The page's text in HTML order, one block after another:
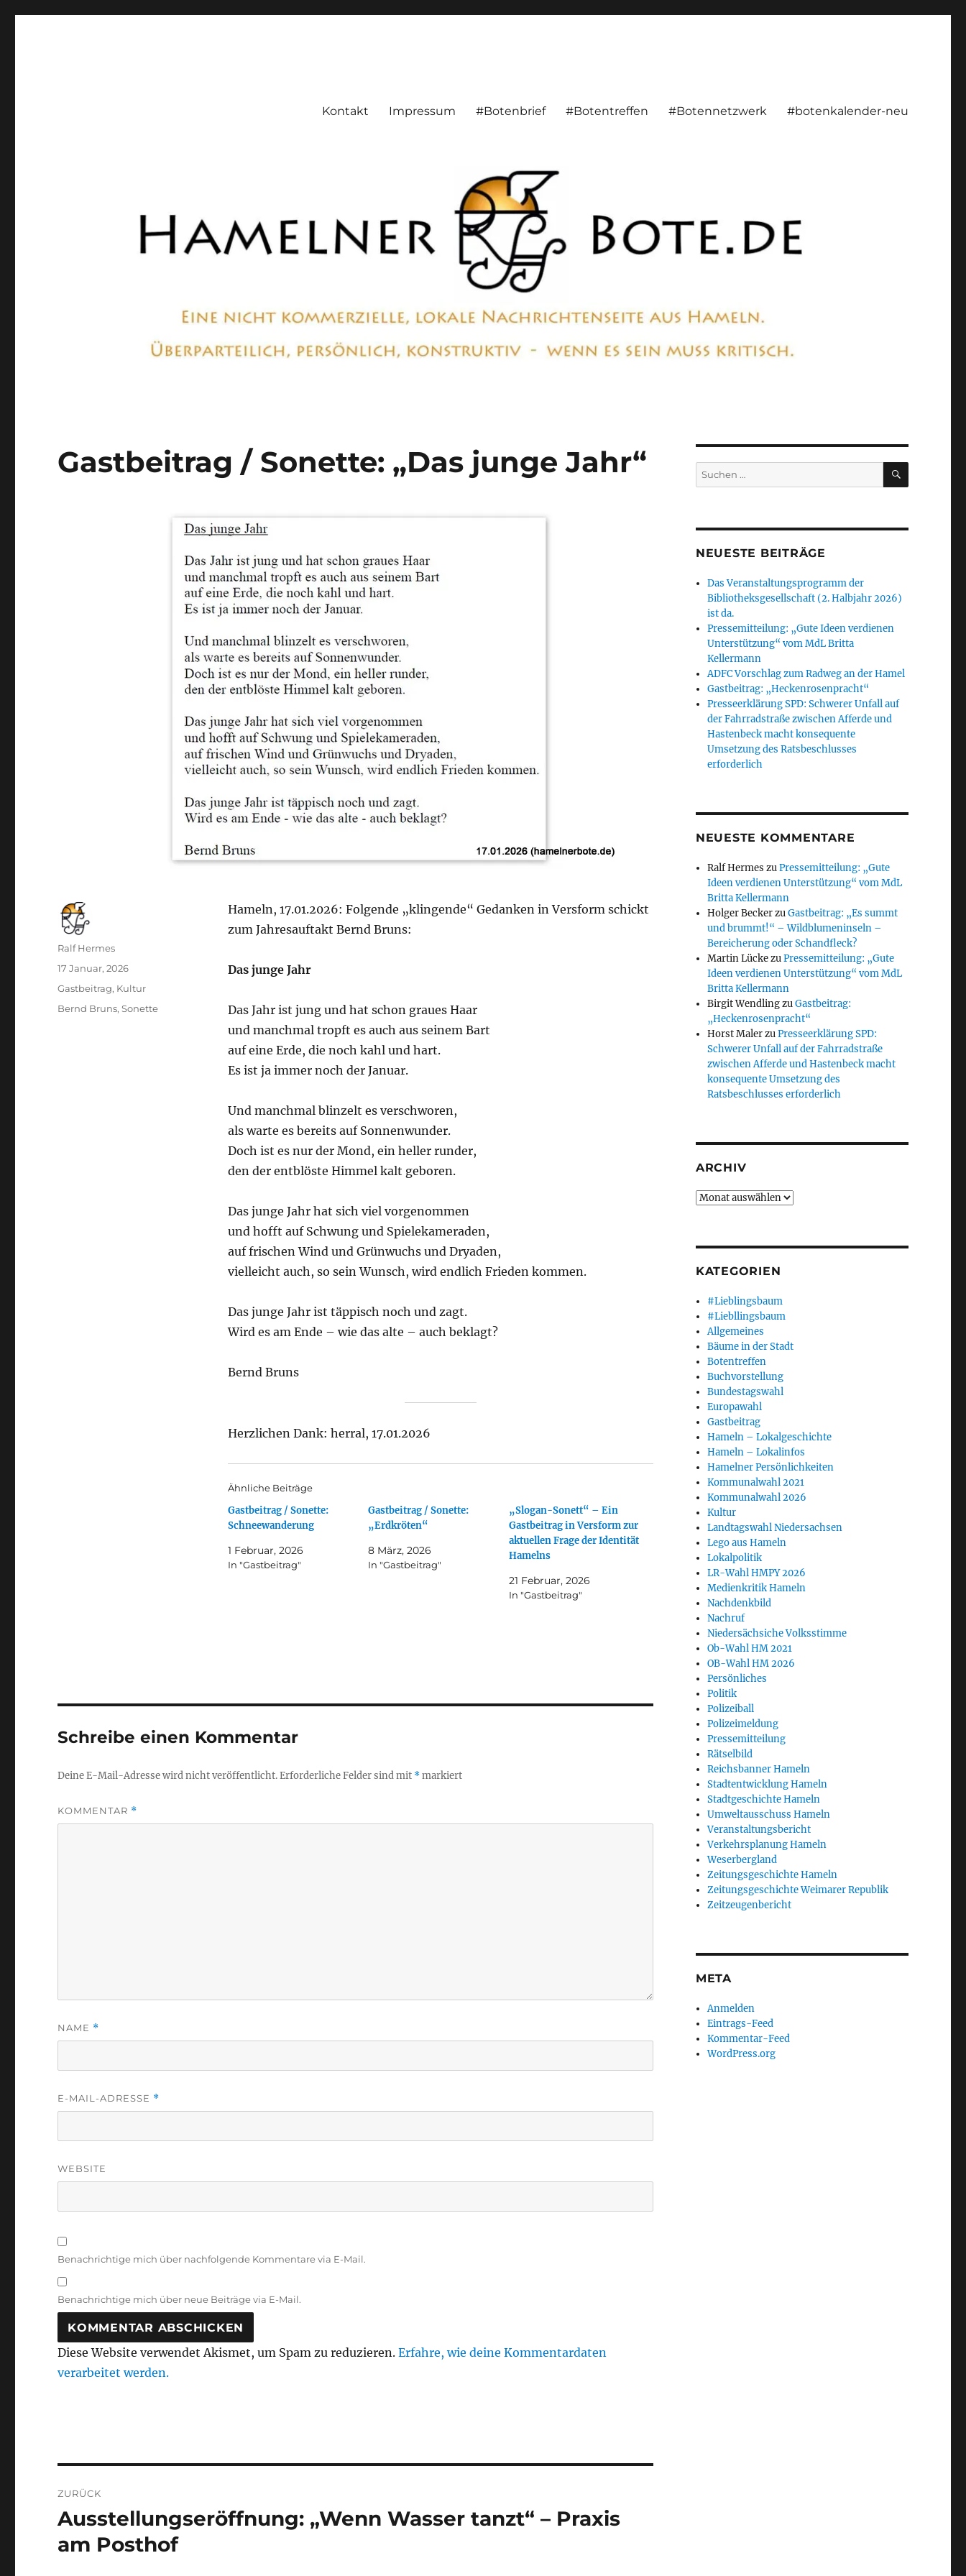
Kontakt Impressum #Botenbrief #Botentreffen #Botennetzwerk #botenkalender-neu
Gastbeitrag / Sonette: „Das junge Jahr“
Hameln, 17.01.2026: Folgende „klingende“ Gedanken in Versform schickt
zum Jahresauftakt Bernd Bruns:
Das junge Jahr
Das Jahr ist jung und hat schon graues Haar
und manchmal tropft es auch aus seinem Bart
auf eine Erde, die noch kahl und hart.
Es ist ja immer noch der Januar.
Und manchmal blinzelt es verschworen,
als warte es bereits auf Sonnenwunder.
Doch ist es nur der Mond, ein heller runder,
den der entblöste Himmel kalt geboren.
Das junge Jahr hat sich viel vorgenommen
und hofft auf Schwung und Spielekameraden,
auf frischen Wind und Grünwuchs und Dryaden,
vielleicht auch, so sein Wunsch, wird endlich Frieden kommen.
Das junge Jahr ist täppisch noch und zagt.
Wird es am Ende – wie das alte – auch beklagt?
Bernd Bruns
Herzlichen Dank: herral, 17.01.2026
Ähnliche Beiträge
Gastbeitrag / Sonette:
Schneewanderung
1 Februar, 2026
In "Gastbeitrag"
Gastbeitrag / Sonette:
„Erdkröten“
8 März, 2026
In "Gastbeitrag"
„Slogan-Sonett“ – Ein
Gastbeitrag in Versform zur
aktuellen Frage der Identität
Hamelns
21 Februar, 2026
In "Gastbeitrag"
Autor
Ralf Hermes
Veröffentlicht
17 Januar, 2026
Kategorien
Gastbeitrag, Kultur
Schlagwörter
Bernd Bruns,Sonette
Schreibe einen Kommentar
Deine E-Mail-Adresse wird nicht veröffentlicht.Erforderliche Felder sind mit *markiert
KOMMENTAR *
NAME *
E-MAIL-ADRESSE *
WEBSITE
Benachrichtige mich über nachfolgende Kommentare via E-Mail.
Benachrichtige mich über neue Beiträge via E-Mail.
Diese Website verwendet Akismet, um Spam zu reduzieren.Erfahre, wie deine Kommentardaten
verarbeitet werden.
ZURÜCK
Vorheriger
Beitrag:
Ausstellungseröffnung: „Wenn Wasser tanzt“ – Praxis
am Posthof
Suchen
nach:
SUCHEN
NEUESTE BEITRÄGE
Das Veranstaltungsprogramm der
Bibliotheksgesellschaft (2. Halbjahr 2026)
ist da.
Pressemitteilung: „Gute Ideen verdienen
Unterstützung“ vom MdL Britta
Kellermann
ADFC Vorschlag zum Radweg an der Hamel
Gastbeitrag: „Heckenrosenpracht“
Presseerklärung SPD: Schwerer Unfall auf
der Fahrradstraße zwischen Afferde und
Hastenbeck macht konsequente
Umsetzung des Ratsbeschlusses
erforderlich
NEUESTE KOMMENTARE
Ralf Hermes zuPressemitteilung: „Gute
Ideen verdienen Unterstützung“ vom MdL
Britta Kellermann
Holger BeckerzuGastbeitrag: „Es summt
und brummt!“ – Wildblumeninseln –
Bereicherung oder Schandfleck?
Martin LückezuPressemitteilung: „Gute
Ideen verdienen Unterstützung“ vom MdL
Britta Kellermann
Birgit WendlingzuGastbeitrag:
„Heckenrosenpracht“
Horst MalerzuPresseerklärung SPD:
Schwerer Unfall auf der Fahrradstraße
zwischen Afferde und Hastenbeck macht
konsequente Umsetzung des
Ratsbeschlusses erforderlich
ARCHIV
Archiv
KATEGORIEN
#Lieblingsbaum
#Liebllingsbaum
Allgemeines
Bäume in der Stadt
Botentreffen
Buchvorstellung
Bundestagswahl
Europawahl
Gastbeitrag
Hameln – Lokalgeschichte
Hameln – Lokalinfos
Hamelner Persönlichkeiten
Kommunalwahl 2021
Kommunalwahl 2026
Kultur
Landtagswahl Niedersachsen
Lego aus Hameln
Lokalpolitik
LR-Wahl HMPY 2026
Medienkritik Hameln
Nachdenkbild
Nachruf
Niedersächsiche Volksstimme
Ob-Wahl HM 2021
OB-Wahl HM 2026
Persönliches
Politik
Polizeiball
Polizeimeldung
Pressemitteilung
Rätselbild
Reichsbanner Hameln
Stadtentwicklung Hameln
Stadtgeschichte Hameln
Umweltausschuss Hameln
Veranstaltungsbericht
Verkehrsplanung Hameln
Weserbergland
Zeitungsgeschichte Hameln
Zeitungsgeschichte Weimarer Republik
Zeitzeugenbericht
META
Anmelden
Eintrags-Feed
Kommentar-Feed
WordPress.org